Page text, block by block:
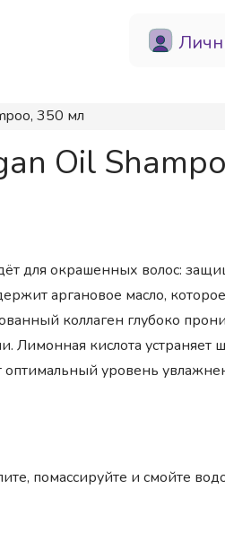
350 мл
Oil
для окрашенных волос:
аргановое масло,
коллаген глубоко
Лимонная кислота устраняет
оптимальный уровень
помассируйте и смойте